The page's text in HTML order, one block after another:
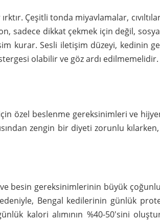
Çeşitli tonda miyavlamalar,
sadece dikkat çekmek için değil,
kurar. Sesli iletişim düzeyi, kedinin
olabilir ve göz ardı edilmemelidir.
özel beslenme gereksinimleri ve
zengin bir diyeti zorunlu
besin gereksinimlerinin büyük
Bengal kedilerinin günlük
kalori alımının %40-50'sini